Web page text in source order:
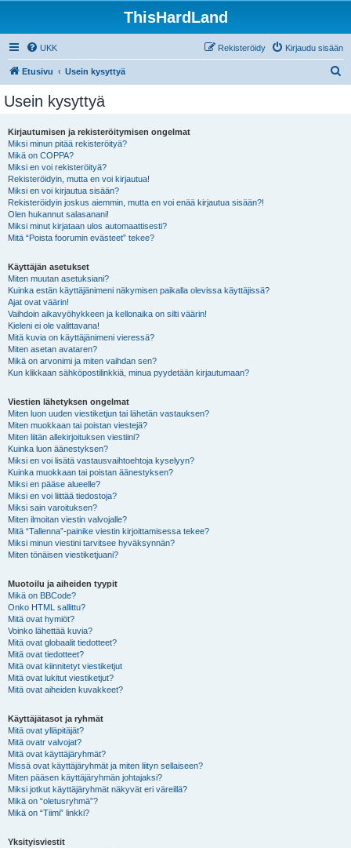
ThisHardLand
UKK Kirjaudu sisään
Rekisteröidy
Etusivu Usein kysyttyä
Usein kysyttyä
Kirjautumisen ja rekisteröitymisen ongelmat
Miksi minun pitää rekisteröityä?
Mikä on COPPA?
Miksi en voi rekisteröityä?
Rekisteröidyin, mutta en voi kirjautua!
Miksi en voi kirjautua sisään?
Rekisteröidyin joskus aiemmin, mutta en voi enää kirjautua sisään?!
Olen hukannut salasanani!
Miksi minut kirjataan ulos automaattisesti?
Mitä “Poista foorumin evästeet” tekee?
Käyttäjän asetukset
Miten muutan asetuksiani?
Kuinka estän käyttäjänimeni näkymisen paikalla olevissa käyttäjissä?
Ajat ovat väärin!
Vaihdoin aikavyöhykkeen ja kellonaika on silti väärin!
Kieleni ei ole valittavana!
Mitä kuvia on käyttäjänimeni vieressä?
Miten asetan avataren?
Mikä on arvonimi ja miten vaihdan sen?
Kun klikkaan sähköpostilinkkiä, minua pyydetään kirjautumaan?
Viestien lähetyksen ongelmat
Miten luon uuden viestiketjun tai lähetän vastauksen?
Miten muokkaan tai poistan viestejä?
Miten liitän allekirjoituksen viestiini?
Kuinka luon äänestyksen?
Miksi en voi lisätä vastausvaihtoehtoja kyselyyn?
Kuinka muokkaan tai poistan äänestyksen?
Miksi en pääse alueelle?
Miksi en voi liittää tiedostoja?
Miksi sain varoituksen?
Miten ilmoitan viestin valvojalle?
Mitä “Tallenna”-painike viestin kirjoittamisessa tekee?
Miksi minun viestini tarvitsee hyväksynnän?
Miten tönäisen viestiketjuani?
Muotoilu ja aiheiden tyypit
Mikä on BBCode?
Onko HTML sallittu?
Mitä ovat hymiöt?
Voinko lähettää kuvia?
Mitä ovat globaalit tiedotteet?
Mitä ovat tiedotteet?
Mitä ovat kiinnitetyt viestiketjut
Mitä ovat lukitut viestiketjut?
Mitä ovat aiheiden kuvakkeet?
Käyttäjätasot ja ryhmät
Mitä ovat ylläpitäjät?
Mitä ovatr valvojat?
Mitä ovat käyttäjäryhmät?
Missä ovat käyttäjäryhmät ja miten liityn sellaiseen?
Miten pääsen käyttäjäryhmän johtajaksi?
Miksi jotkut käyttäjäryhmät näkyvät eri väreillä?
Mikä on “oletusryhmä”?
Mikä on “Tiimi” linkki?
Yksityisviestit